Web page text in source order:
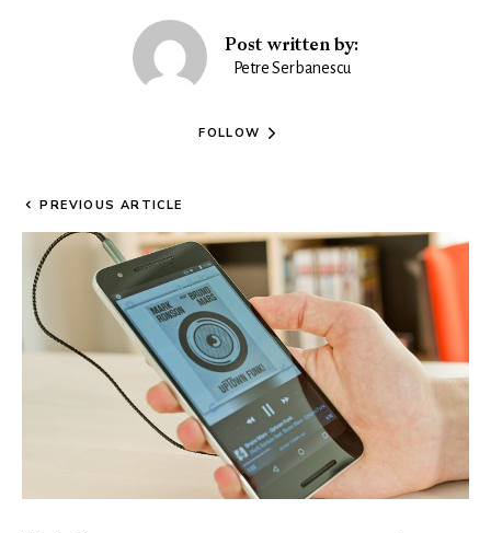
Post written by:
Petre Serbanescu
FOLLOW
PREVIOUS ARTICLE